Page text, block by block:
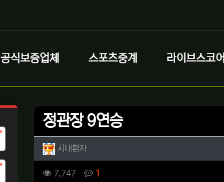
공식보증업체 스포츠중계 라이브스코어
정관장 9연승
작성자 정보
시내환자작성
컨텐츠 정보
7,747조회 1